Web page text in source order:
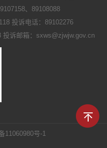
、89108088
投诉电话：89102276
投诉邮箱：sxws@zjwjw.gov.cn
11060980号-1